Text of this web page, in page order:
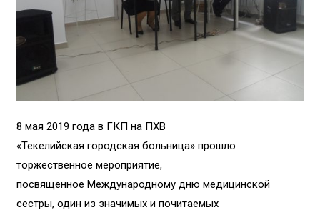
8 мая 2019 года в ГКП на ПХВ
«Текелийская городская больница» прошло
торжественное мероприятие,
посвященное Международному дню медицинской
сестры, один из значимых и почитаемых